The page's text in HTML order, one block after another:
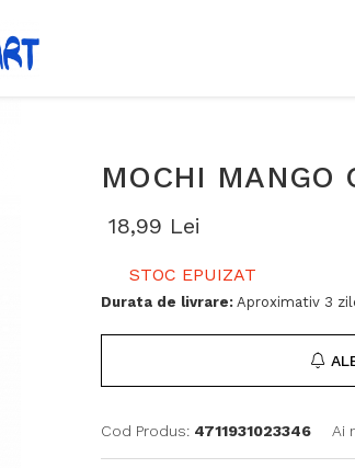
MOCHI MANGO
18,99 Lei
STOC EPUIZAT
Durata de livrare:Aproximativ 3
Cod Produs: 4711931023346 Ai